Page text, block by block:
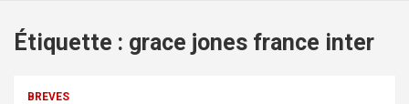
Étiquette : grace jones france inter
BREVES